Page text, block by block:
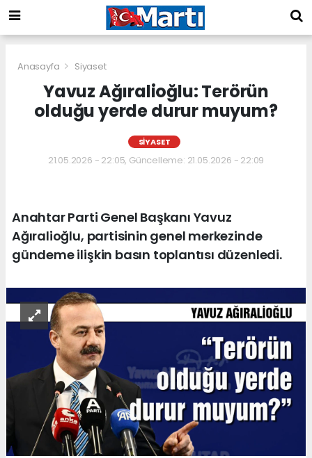
Anasayfa Siyaset
Yavuz Ağıralioğlu: Terörün
olduğu yerde durur muyum?
SIYASET
21.05.2026 - 22:05, Güncelleme: 21.05.2026 - 22:09
Anahtar Parti Genel Başkanı Yavuz
Ağıralioğlu, partisinin genel merkezinde
gündeme ilişkin basın toplantısı düzenledi.